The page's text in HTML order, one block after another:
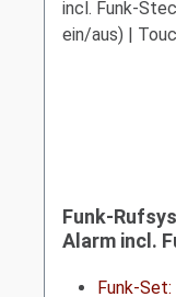
Funk-
Alarm incl.
Funk-